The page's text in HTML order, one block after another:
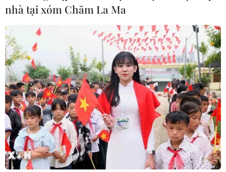
Bộ TN-MT đề nghị các địa phương chấn
nhà tại xóm Chăm La Ma